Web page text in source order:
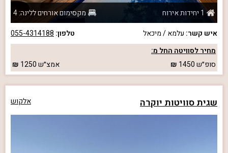
1 יחידות אירוח
מקסימום אורחים ללינה: 4
איש קשר: עלמא / מיכאל טלפון: 055-4314188
מחיר לסוויטה החל מ:
סופ״ש1450 אמצ״ש1250
שגית סוויטות יוקרה אלקוש